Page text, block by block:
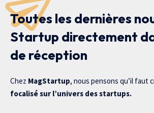
Toutes les dernières
Startup directement
de réception
Chez MagStartup, nous pensons qu’il faut
focalisé sur l’univers des startups.